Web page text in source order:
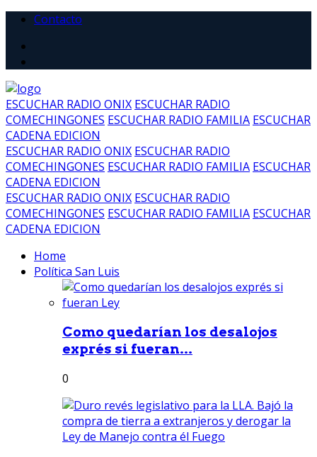
Contacto
ESCUCHAR RADIO ONIX ESCUCHAR RADIO
COMECHINGONES ESCUCHAR RADIO FAMILIA ESCUCHAR
CADENA EDICION
ESCUCHAR RADIO ONIX ESCUCHAR RADIO
COMECHINGONES ESCUCHAR RADIO FAMILIA ESCUCHAR
CADENA EDICION
ESCUCHAR RADIO ONIX ESCUCHAR RADIO
COMECHINGONES ESCUCHAR RADIO FAMILIA ESCUCHAR
CADENA EDICION
Home
Política San Luis
Como quedarían los desalojos
exprés si fueran...
0